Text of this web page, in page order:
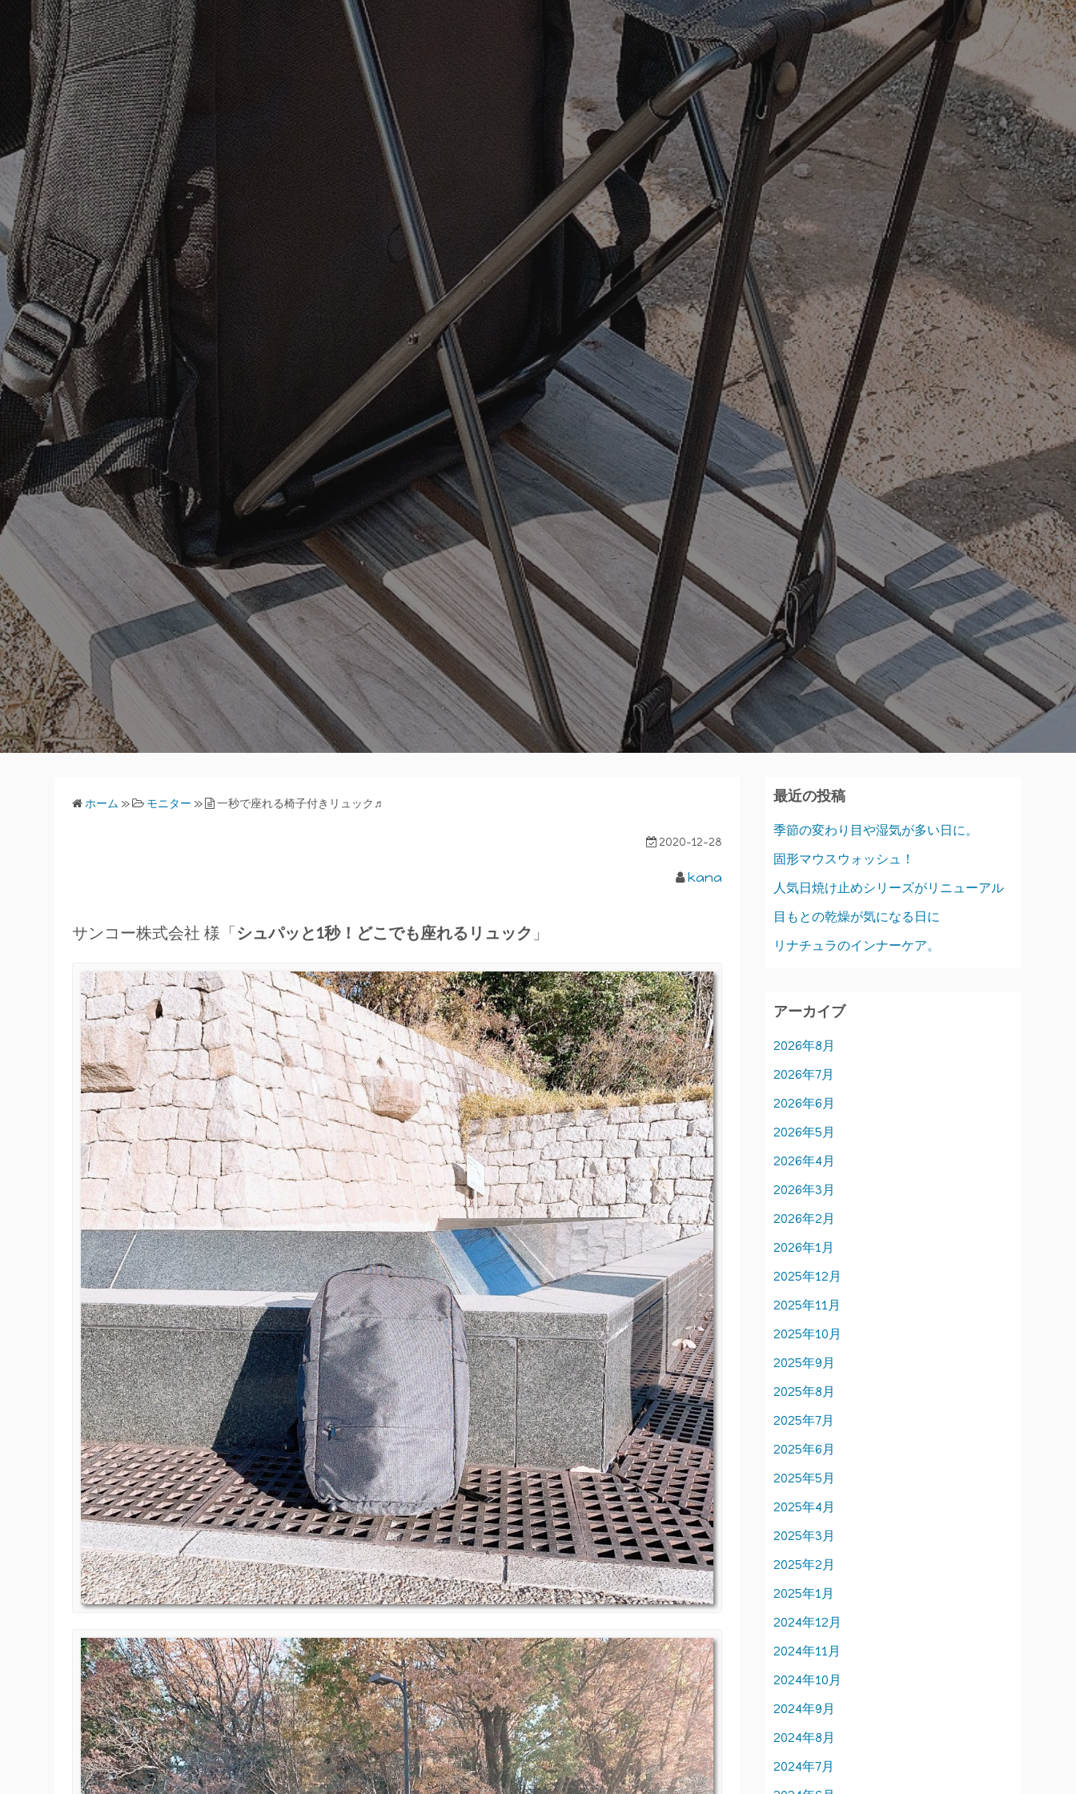
ホーム » モニター » 一秒で座れる椅子付きリュック♬
2020-12-28
kana
サンコー株式会社 様「シュパッと1秒！どこでも座れるリュック 」
最近の投稿
季節の変わり目や湿気が多い日に。
固形マウスウォッシュ！
人気日焼け止めシリーズがリニューアル
目もとの乾燥が気になる日に
リナチュラのインナーケア。
アーカイブ
2026年8月
2026年7月
2026年6月
2026年5月
2026年4月
2026年3月
2026年2月
2026年1月
2025年12月
2025年11月
2025年10月
2025年9月
2025年8月
2025年7月
2025年6月
2025年5月
2025年4月
2025年3月
2025年2月
2025年1月
2024年12月
2024年11月
2024年10月
2024年9月
2024年8月
2024年7月